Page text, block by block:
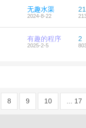
无趣水渠
2024-8-22
21
有趣的程序
2025-2-5
2
8 9 10 ... 17